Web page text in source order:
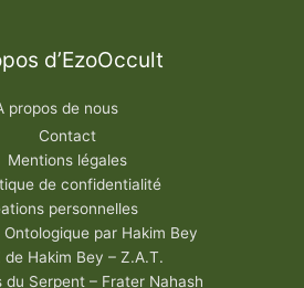
d’EzoOccult
propos de nous
Contact
Mentions légales
de confidentialité
personnelles
par Hakim Bey
de Hakim Bey – Z.A.T.
du Serpent – Frater Nahash